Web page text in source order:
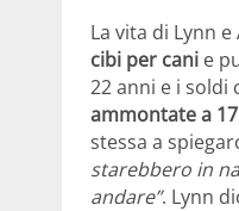
La vita di Lynn
cibi per cani e
22 anni e i soldi
ammontate a
stessa a
starebbero in
andare”. Lynn